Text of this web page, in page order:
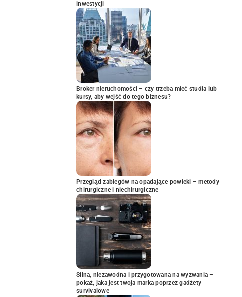
inwestycji
Broker nieruchomości – czy trzeba mieć studia lub
kursy, aby wejść do tego biznesu?
Przegląd zabiegów na opadające powieki – metody
chirurgiczne i niechirurgiczne
Silna, niezawodna i przygotowana na wyzwania –
pokaż, jaka jest twoja marka poprzez gadżety
survivalowe